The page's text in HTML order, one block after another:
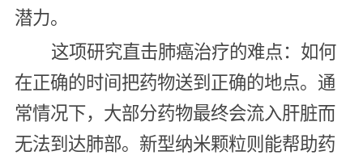
潜力。
这项研究直击肺癌治疗的难点：如何
在正确的时间把药物送到正确的地点。通
常情况下，大部分药物最终会流入肝脏而
无法到达肺部。新型纳米颗粒则能帮助药